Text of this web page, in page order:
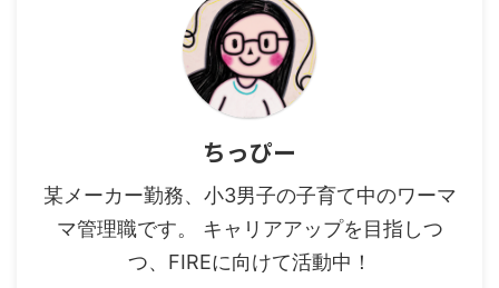
ちっぴー
某メーカー勤務、小3男子の子育て中のワーマ
マ管理職です。 キャリアアップを目指しつ
つ、FIREに向けて活動中！